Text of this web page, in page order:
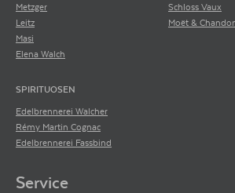
Metzger
Leitz
Masi
Elena Walch
Schloss Vaux
Moët &
SPIRITUOSEN
Edelbrennerei Walcher
Rémy Martin Cognac
Edelbrennerei Fassbind
Service